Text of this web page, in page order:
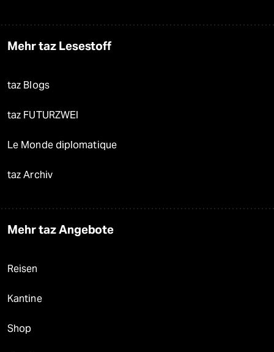
Mehr taz Lesestoff
taz Blogs
taz FUTURZWEI
Le Monde diplomatique
taz Archiv
Mehr taz Angebote
Reisen
Kantine
Shop